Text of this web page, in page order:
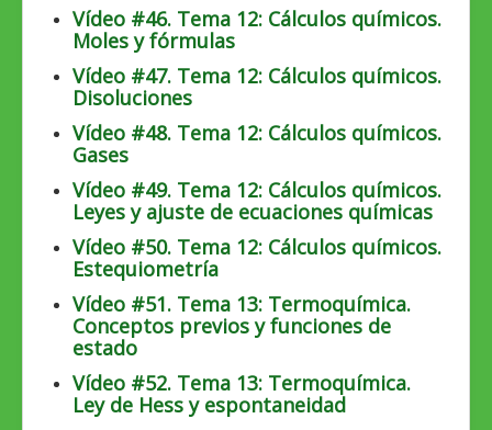
Vídeo #46. Tema 12: Cálculos químicos.
Moles y fórmulas
Vídeo #47. Tema 12: Cálculos químicos.
Disoluciones
Vídeo #48. Tema 12: Cálculos químicos.
Gases
Vídeo #49. Tema 12: Cálculos químicos.
Leyes y ajuste de ecuaciones químicas
Vídeo #50. Tema 12: Cálculos químicos.
Estequiometría
Vídeo #51. Tema 13: Termoquímica.
Conceptos previos y funciones de
estado
Vídeo #52. Tema 13: Termoquímica.
Ley de Hess y espontaneidad